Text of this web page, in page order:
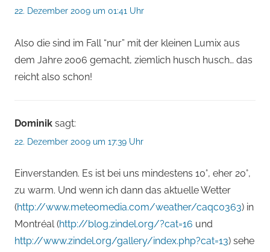
22. Dezember 2009 um 01:41 Uhr
Also die sind im Fall “nur” mit der kleinen Lumix aus
dem Jahre 2006 gemacht, ziemlich husch husch… das
reicht also schon!
Dominik sagt:
22. Dezember 2009 um 17:39 Uhr
Einverstanden. Es ist bei uns mindestens 10°, eher 20°,
zu warm. Und wenn ich dann das aktuelle Wetter
(http://www.meteomedia.com/weather/caqc0363) in
Montréal (http://blog.zindel.org/?cat=16 und
http://www.zindel.org/gallery/index.php?cat=13) sehe